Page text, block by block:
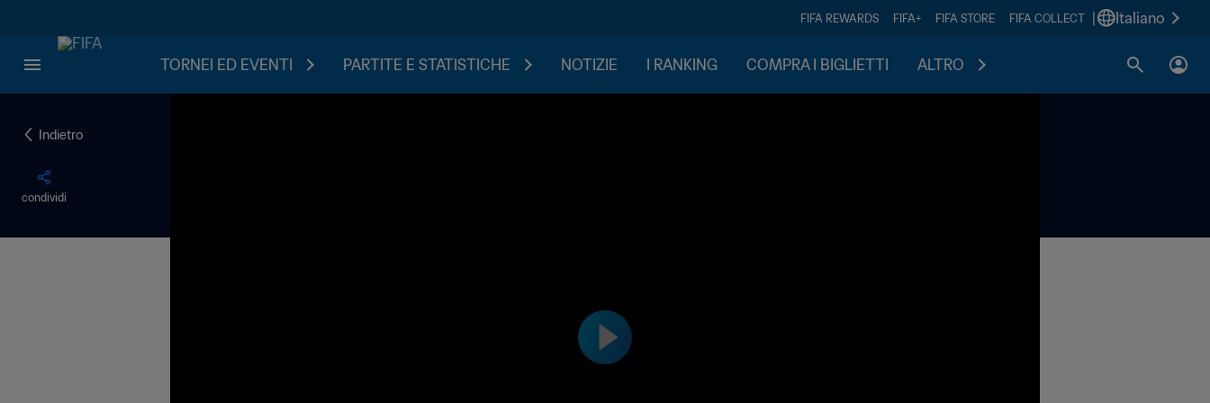
FIFA REWARDS FIFA+ FIFA STORE FIFA COLLECT Italiano
TORNEI ED EVENTI PARTITE E STATISTICHE NOTIZIE I RANKING COMPRA I BIGLIETTI ALTRO
Indietro
condividi